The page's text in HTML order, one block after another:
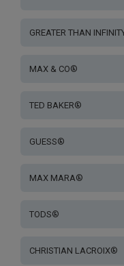
GREATER THAN
MAX & CO®
TED BAKER®
GUESS®
MAX MARA®
TODS®
CHRISTIAN LACROIX®